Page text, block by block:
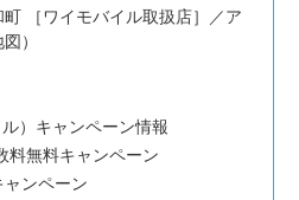
［ワイモバイル取扱店］／ア
）
）キャンペーン情報
料無料キャンペーン
ンペーン